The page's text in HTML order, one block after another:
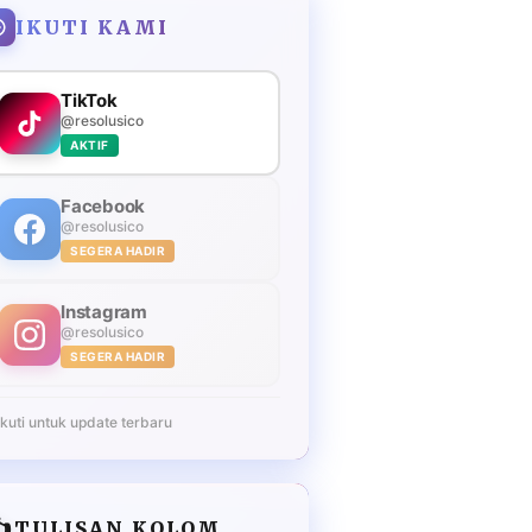
IKUTI KAMI
TikTok
@resolusico
AKTIF
Facebook
@resolusico
SEGERA HADIR
Instagram
@resolusico
SEGERA HADIR
untuk update terbaru